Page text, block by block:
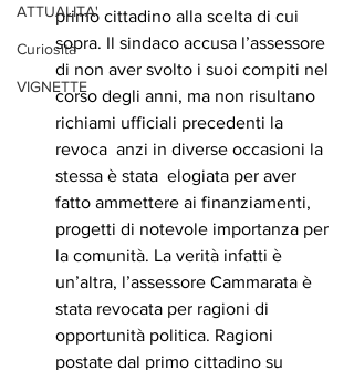
ATTUALITA'
Curiosità
VIGNETTE
primo cittadino alla scelta di cui
sopra. Il sindaco accusa l’assessore
di non aver svolto i suoi compiti nel
corso degli anni, ma non risultano
richiami ufficiali precedenti la
revoca  anzi in diverse occasioni la
stessa è stata  elogiata per aver
fatto ammettere ai finanziamenti,
progetti di notevole importanza per
la comunità. La verità infatti è
un’altra, l’assessore Cammarata è
stata revocata per ragioni di
opportunità politica. Ragioni
postate dal primo cittadino su